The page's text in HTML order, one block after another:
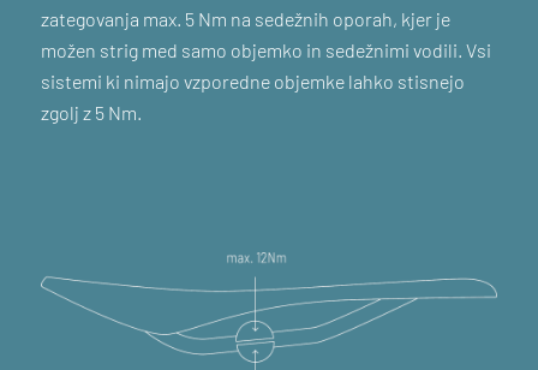
zategovanja max. 5 Nm na sedežnih oporah, kjer je
možen strig med samo objemko in sedežnimi vodili. Vsi
sistemi ki nimajo vzporedne objemke lahko stisnejo
zgolj z 5 Nm.